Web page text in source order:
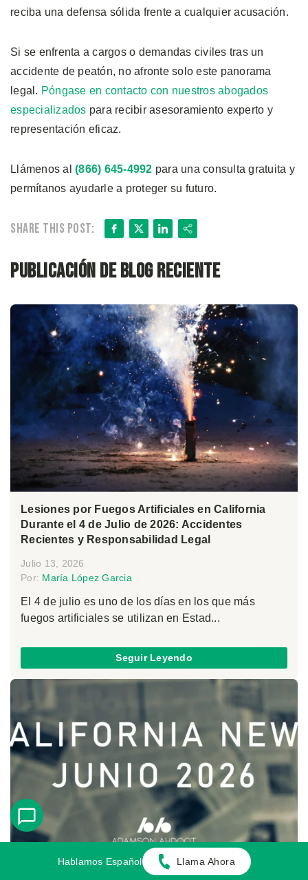
reciba una defensa sólida frente a cualquier acusación.
Si se enfrenta a cargos o demandas civiles tras un
accidente de peatón, no afronte solo este panorama
legal. Póngase en contacto con nuestros abogados
especializados para recibir asesoramiento experto y
representación eficaz.
Llámenos al (866) 645-4992 para una consulta gratuita y
permítanos ayudarle a proteger su futuro.
Share this post: Facebook
X LinkedIn
Share
Publicación de blog reciente
Lesiones por Fuegos Artificiales en California
Durante el 4 de Julio de 2026: Accidentes
Recientes y Responsabilidad Legal
Julio 13, 2026
Por: María López Garcia
El 4 de julio es uno de los días en los que más
fuegos artificiales se utilizan en Estad...
Seguir Leyendo
Hablamos Español Llama Ahora